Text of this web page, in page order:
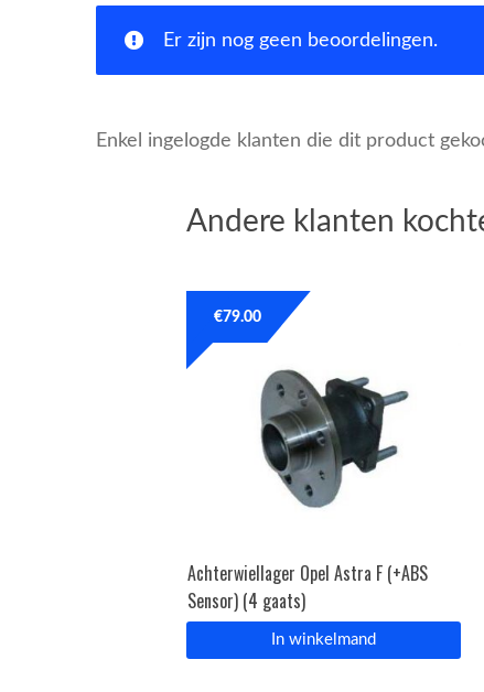
Er zijn nog geen beoordelingen.
Enkel ingelogde klanten die dit product
Andere klanten
Achterwiellager Opel Astra F (+ABS
Sensor) (4 gaats)
€79.00
In winkelmand